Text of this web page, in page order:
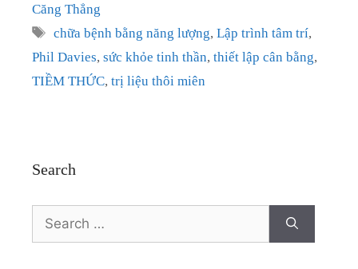
Căng Thẳng
Tags
chữa bệnh bằng năng lượng,Lập trình tâm trí,
Phil Davies, sức khỏe tinh thần, thiết lập cân bằng,
TIỀM THỨC, trị liệu thôi miên
Search
for: